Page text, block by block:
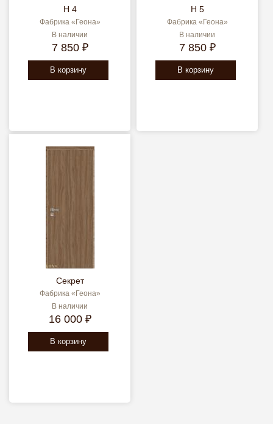
H 4
Фабрика «Геона»
В наличии
7 850 ₽
В корзину
H 5
Фабрика «Геона»
В наличии
7 850 ₽
В корзину
Секрет
Фабрика «Геона»
В наличии
16 000 ₽
В корзину